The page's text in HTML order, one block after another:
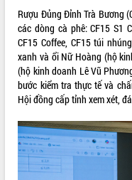
VIDEO
Loading the player...
Hội nghị UBND tỉnh Đắk Lắk
tháng 7/2026
Lễ truy tặng danh hiệu “Bà Mẹ Việt
Nam Anh hùng” và trao Huân
Lao động
Rượu Đủng Đỉnh Trà Bương
các dòng cà phê: CF15 S1
CF15 Coffee, CF15 túi
xanh và ổi Nữ Hoàng (hộ
(hộ kinh doanh Lê Vũ
bước kiểm tra thực tế và
Hội đồng cấp tỉnh xem xét,